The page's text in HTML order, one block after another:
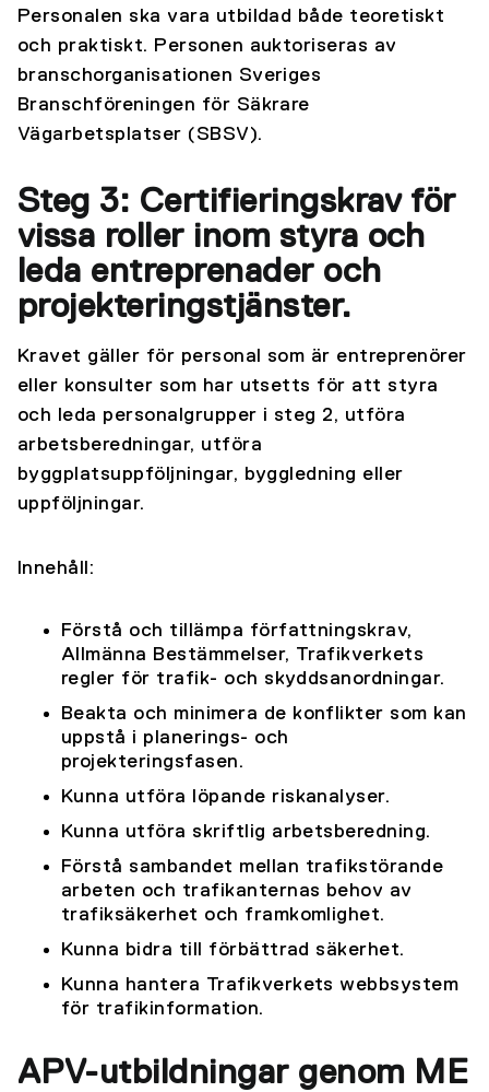
Personalen ska vara utbildad både teoretiskt
och praktiskt. Personen auktoriseras av
branschorganisationen Sveriges
Branschföreningen för Säkrare
Vägarbetsplatser (SBSV).
Steg 3: Certifieringskrav för
vissa roller inom styra och
leda entreprenader och
projekteringstjänster.
Kravet gäller för personal som är entreprenörer
eller konsulter som har utsetts för att styra
och leda personalgrupper i steg 2, utföra
arbetsberedningar, utföra
byggplatsuppföljningar, byggledning eller
uppföljningar.
Innehåll:
Förstå och tillämpa författningskrav,
Allmänna Bestämmelser, Trafikverkets
regler för trafik- och skyddsanordningar.
Beakta och minimera de konflikter som kan
uppstå i planerings- och
projekteringsfasen.
Kunna utföra löpande riskanalyser.
Kunna utföra skriftlig arbetsberedning.
Förstå sambandet mellan trafikstörande
arbeten och trafikanternas behov av
trafiksäkerhet och framkomlighet.
Kunna bidra till förbättrad säkerhet.
Kunna hantera Trafikverkets webbsystem
för trafikinformation.
APV-utbildningar genom ME